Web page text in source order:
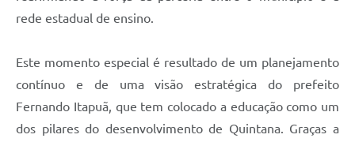
rede estadual de ensino.
Este momento especial é resultado de um planejamento
contínuo e de uma visão estratégica do prefeito
Fernando Itapuã, que tem colocado a educação como um
dos pilares do desenvolvimento de Quintana. Graças a